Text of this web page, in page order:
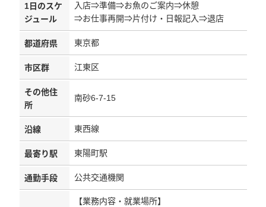
1日のスケ
ジュール
入店⇒準備⇒お魚のご案内⇒休憩
⇒お仕事再開⇒片付け・日報記入⇒退店
都道府県 東京都
市区群 江東区
その他住
所
南砂6-7-15
沿線 東西線
最寄り駅 東陽町駅
通勤手段 公共交通機関
【業務内容・就業場所】